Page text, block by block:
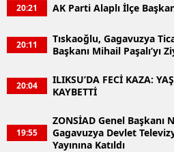
20:21 AK Parti Alaplı İlçe
20:11
Tıskaoğlu, Gagavuzya
Başkanı Mihail Paşalı’yı
20:04
ILIKSU’DA FECİ KAZA:
KAYBETTİ
19:55
ZONSİAD Genel Başkanı
Gagavuzya Devlet
Yayınına Katıldı